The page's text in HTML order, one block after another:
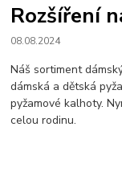
Rozšíření
08.08.2024
Náš sortiment
dámská a dětská
pyžamové kalhoty.
celou rodinu.